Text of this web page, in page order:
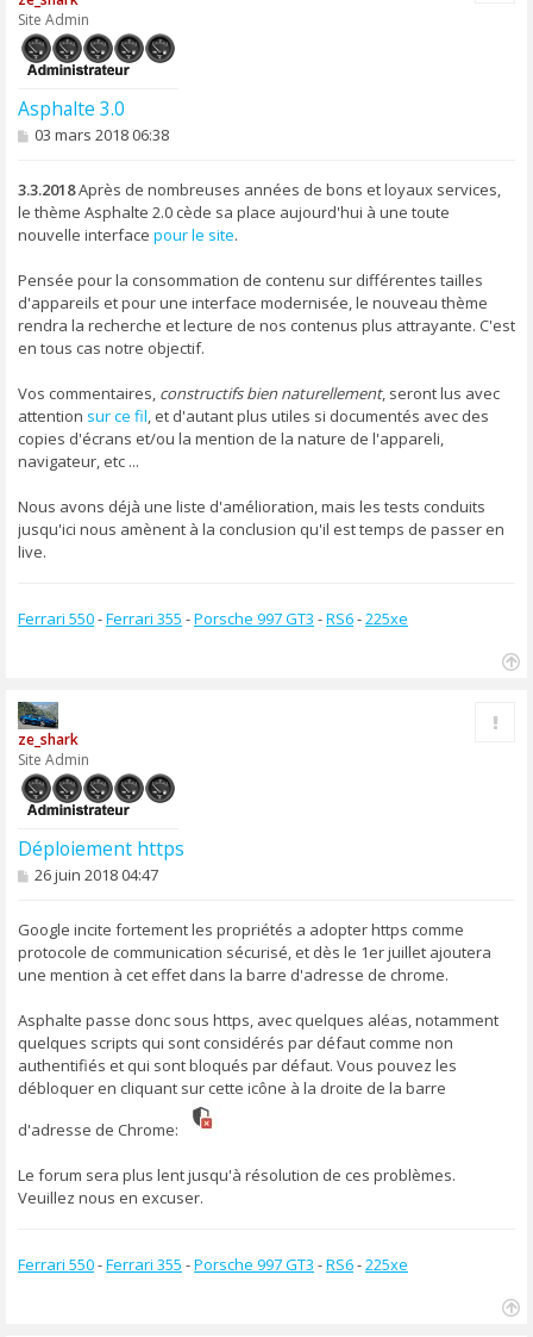
Site Admin
Asphalte 3.0
M
s
a
g
e
03 mars 2018 06:38
3.3.2018Après de nombreuses années de bons et loyaux services,
le thème Asphalte 2.0 cède sa place aujourd'hui à une toute
nouvelle interface pour le site.
Pensée pour la consommation de contenu sur différentes tailles
d'appareils et pour une interface modernisée, le nouveau thème
rendra la recherche et lecture de nos contenus plus attrayante. C'est
en tous cas notre objectif.
Vos commentaires, constructifs bien naturellement, seront lus avec
attention sur ce fil, et d'autant plus utiles si documentés avec des
copies d'écrans et/ou la mention de la nature de l'appareli,
navigateur, etc ...
Nous avons déjà une liste d'amélioration, mais les tests conduits
jusqu'ici nous amènent à la conclusion qu'il est temps de passer en
live.
Ferrari 550-Ferrari 355 -Porsche 997 GT3 -RS6-225xe
ze_shark
Site Admin
Déploiement https
M
s
a
g
e
26 juin 2018 04:47
Google incite fortement les propriétés a adopter https comme
protocole de communication sécurisé, et dès le 1er juillet ajoutera
une mention à cet effet dans la barre d'adresse de chrome.
Asphalte passe donc sous https, avec quelques aléas, notamment
quelques scripts qui sont considérés par défaut comme non
authentifiés et qui sont bloqués par défaut. Vous pouvez les
débloquer en cliquant sur cette icône à la droite de la barre
d'adresse de Chrome:
Le forum sera plus lent jusqu'à résolution de ces problèmes.
Veuillez nous en excuser.
Ferrari 550-Ferrari 355 -Porsche 997 GT3 -RS6-225xe